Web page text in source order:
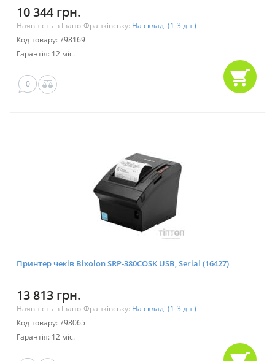
10 344 грн.
Наявність в Івано-Франківську: На складі (1-3 дні)
Код товару: 798169
Гарантія: 12 міс.
0
Принтер чеків Bixolon SRP-380COSK USB, Serial (16427)
13 813 грн.
Наявність в Івано-Франківську: На складі (1-3 дні)
Код товару: 798065
Гарантія: 12 міс.